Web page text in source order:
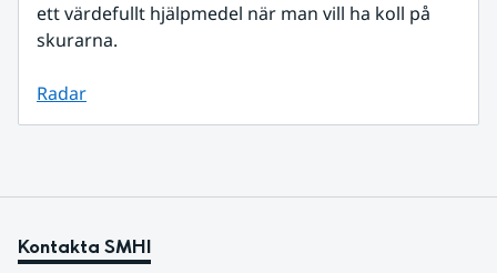
ett värdefullt hjälpmedel när man vill ha koll på
skurarna.
Radar
Kontakta SMHI